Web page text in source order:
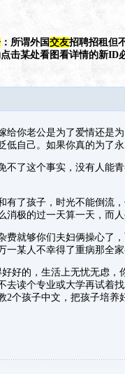
：所谓外国交友招聘招租但
击某处看图看详情的新ID
给你老公是为了爱情还是
低自己。如果你真的为了
不了这个事实，没有人能
有了孩子，时光不能倒流
消极的过一天算一天，而
费就够你们夫妇俩操心了
一某人不幸得了重病那全
好的，生活上无忧无虑
去读个专业或大学再试着
2个孩子中文，把孩子培